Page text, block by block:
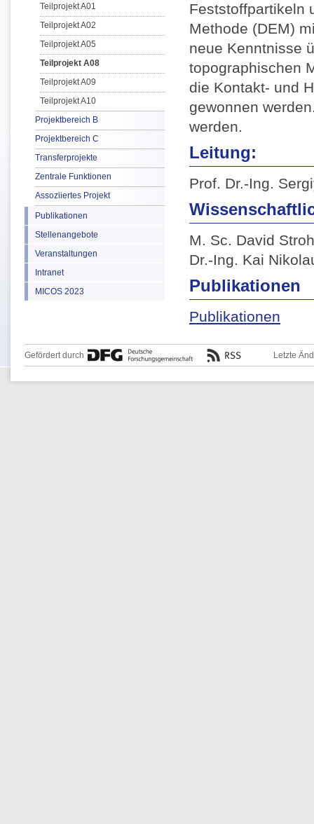
Teilprojekt A01
Teilprojekt A02
Teilprojekt A05
Teilprojekt A08
Teilprojekt A09
Teilprojekt A10
Projektbereich B
Projektbereich C
Transferprojekte
Zentrale Funktionen
Assoziiertes Projekt
Publikationen
Stellenangebote
Veranstaltungen
Intranet
MICOS 2023
Feststoffpartikeln
Methode (DEM)
neue Kenntnisse
topographischen
die Kontakt- und
gewonnen
werden.
Leitung:
Prof. Dr.-Ing.
M. Sc. David
Dr.-Ing. Kai
Publikationen
Publikationen
Gefördert durch Letzte